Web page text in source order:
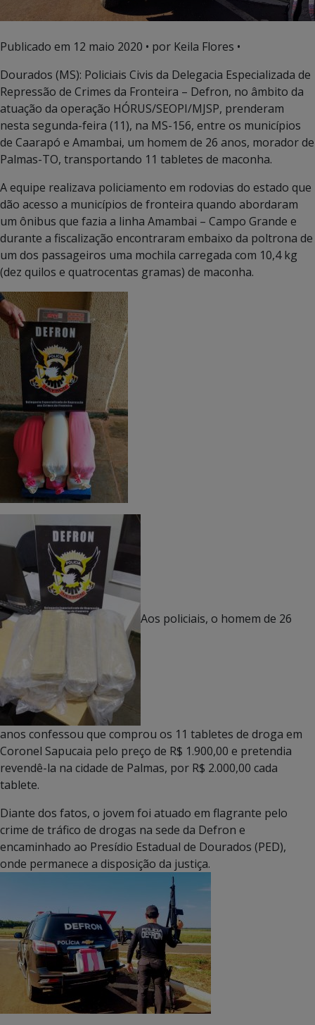
Publicado em 12 maio 2020 • por Keila Flores •
Dourados (MS): Policiais Civis da Delegacia Especializada de
Repressão de Crimes da Fronteira – Defron, no âmbito da
atuação da operação HÓRUS/SEOPI/MJSP, prenderam
nesta segunda-feira (11), na MS-156, entre os municípios
de Caarapó e Amambai, um homem de 26 anos, morador de
Palmas-TO, transportando 11 tabletes de maconha.
A equipe realizava policiamento em rodovias do estado que
dão acesso a municípios de fronteira quando abordaram
um ônibus que fazia a linha Amambai – Campo Grande e
durante a fiscalização encontraram embaixo da poltrona de
um dos passageiros uma mochila carregada com 10,4 kg
(dez quilos e quatrocentas gramas) de maconha.
Aos policiais, o homem de 26
anos confessou que comprou os 11 tabletes de droga em
Coronel Sapucaia pelo preço de R$ 1.900,00 e pretendia
revendê-la na cidade de Palmas, por R$ 2.000,00 cada
tablete.
Diante dos fatos, o jovem foi atuado em flagrante pelo
crime de tráfico de drogas na sede da Defron e
encaminhado ao Presídio Estadual de Dourados (PED),
onde permanece a disposição da justiça.